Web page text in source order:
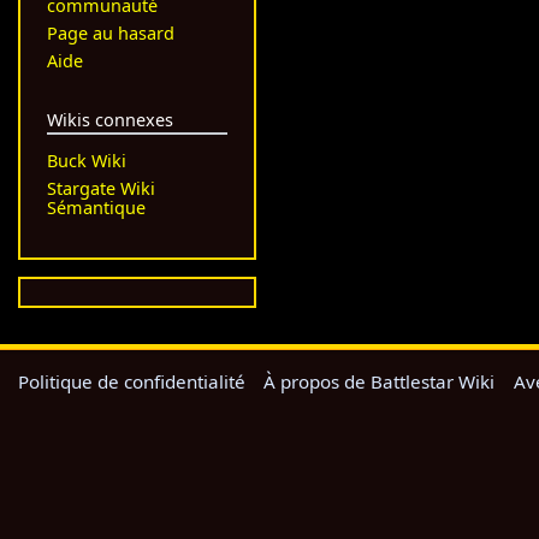
communauté
Page au hasard
Aide
Wikis connexes
Buck Wiki
Stargate Wiki
Sémantique
Politique de confidentialité À propos de Battlestar Wiki